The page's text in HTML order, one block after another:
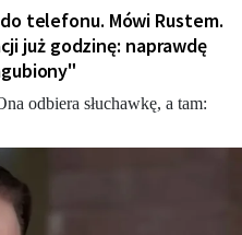
telefonu. Mówi Rustem.
już godzinę: naprawdę
odbiera słuchawkę, a tam: